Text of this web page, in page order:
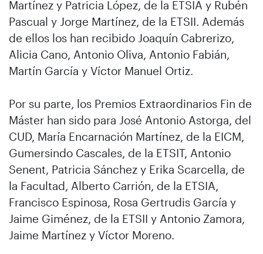
Martínez y Patricia López, de la ETSIA y Rubén
Pascual y Jorge Martínez, de la ETSII. Además
de ellos los han recibido Joaquín Cabrerizo,
Alicia Cano, Antonio Oliva, Antonio Fabián,
Martín García y Víctor Manuel Ortiz.
Por su parte, los Premios Extraordinarios Fin de
Máster han sido para José Antonio Astorga, del
CUD, María Encarnación Martínez, de la EICM,
Gumersindo Cascales, de la ETSIT, Antonio
Senent, Patricia Sánchez y Erika Scarcella, de
la Facultad, Alberto Carrión, de la ETSIA,
Francisco Espinosa, Rosa Gertrudis García y
Jaime Giménez, de la ETSII y Antonio Zamora,
Jaime Martínez y Víctor Moreno.